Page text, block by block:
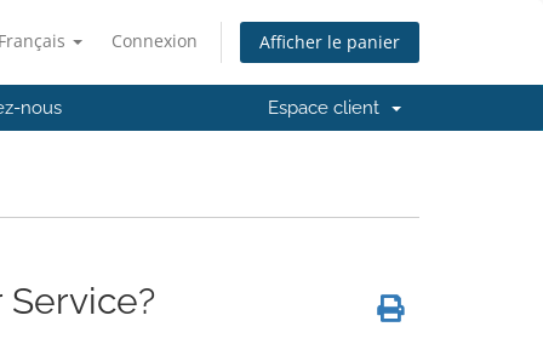
Connexion Afficher le panier
nous Espace client